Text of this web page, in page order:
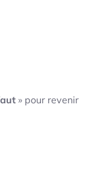
» pour revenir